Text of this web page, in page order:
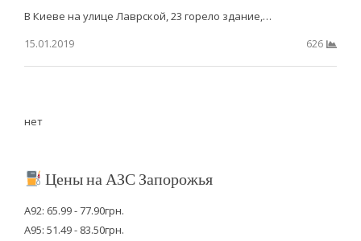
В Киеве на улице Лаврской, 23 горело здание,…
15.01.2019
626
нет
Цены на АЗС Запорожья
А92: 65.99 - 77.90грн.
А95: 51.49 - 83.50грн.